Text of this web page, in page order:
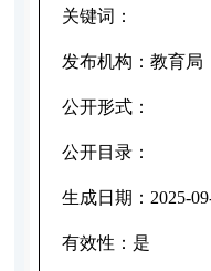
关键词：
发布机构： 教育局
公开形式：
公开目录：
生成日期： 2025-
有效性： 是